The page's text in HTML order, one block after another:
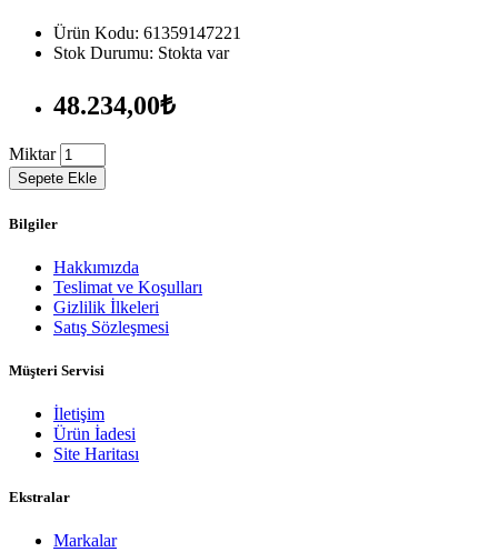
Ürün Kodu: 61359147221
Stok Durumu: Stokta var
48.234,00₺
Miktar
Sepete Ekle
Bilgiler
Hakkımızda
Teslimat ve Koşulları
Gizlilik İlkeleri
Satış Sözleşmesi
Müşteri Servisi
İletişim
Ürün İadesi
Site Haritası
Ekstralar
Markalar